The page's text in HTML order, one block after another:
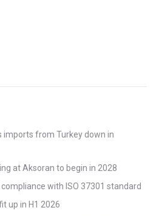
from Turkey down in
at Aksoran to begin in 2028
with ISO 37301 standard
up in H1 2026